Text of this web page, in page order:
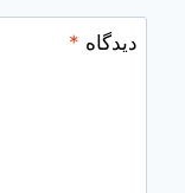
دیدگاه *